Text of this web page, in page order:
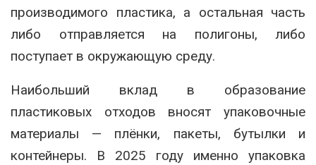
производимого пластика, а остальная часть
либо отправляется на полигоны, либо
поступает в окружающую среду.
Наибольший вклад в образование
пластиковых отходов вносят упаковочные
материалы — плёнки, пакеты, бутылки и
контейнеры. В 2025 году именно упаковка